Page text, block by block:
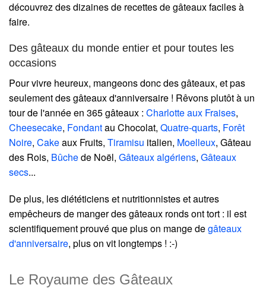
découvrez des dizaines de recettes de gâteaux faciles à
faire.
Des gâteaux du monde entier et pour toutes les
occasions
Pour vivre heureux, mangeons donc des gâteaux, et pas
seulement des gâteaux d'anniversaire ! Rêvons plutôt à un
tour de l'année en 365 gâteaux : Charlotte aux Fraises,
Cheesecake, Fondantau Chocolat, Quatre-quarts, Forêt
Noire, Cakeaux Fruits, Tiramisu italien, Moelleux, Gâteau
des Rois, Bûchede Noël, Gâteaux algériens, Gâteaux
secs...
De plus, les diététiciens et nutritionnistes et autres
empêcheurs de manger des gâteaux ronds ont tort : il est
scientifiquement prouvé que plus on mange degâteaux
d'anniversaire, plus on vit longtemps ! :-)
Le Royaume des Gâteaux